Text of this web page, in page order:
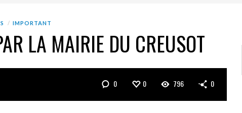
IMPORTANT
LA MAIRIE DU CREUSOT
0 0 796 0